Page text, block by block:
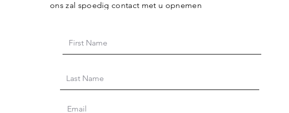
ons zal spoedig contact met u opnemen